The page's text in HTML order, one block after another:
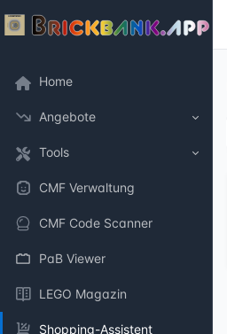
Home
Angebote
Tools
CMF Verwaltung
CMF Code Scanner
PaB Viewer
LEGO Magazin
Shopping-Assistent